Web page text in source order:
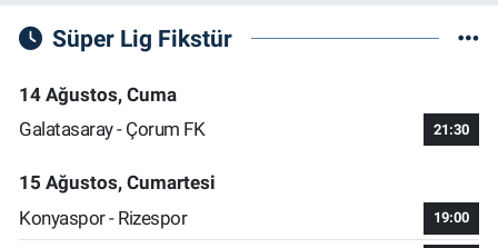
Süper Lig Fikstür
14 Ağustos, Cuma
Galatasaray - Çorum FK
21:30
15 Ağustos, Cumartesi
Konyaspor - Rizespor
19:00